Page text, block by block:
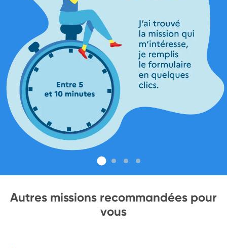
Autres missions recommandées pour
vous